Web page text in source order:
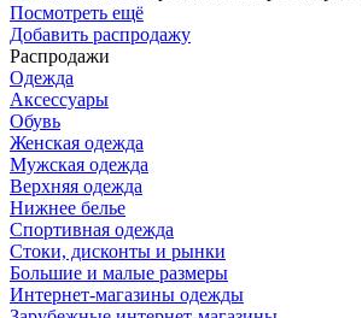
Посмотреть ещё
Добавить распродажу
Распродажи
Одежда
Аксессуары
Обувь
Женская одежда
Мужская одежда
Верхняя одежда
Нижнее белье
Спортивная одежда
Стоки, дисконты и рынки
Большие и малые размеры
Интернет-магазины одежды